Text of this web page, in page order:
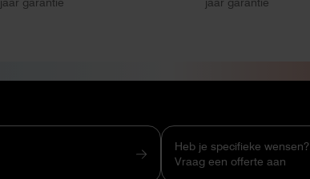
jaar garantie
jaar garantie
Heb je specifieke wensen?
Vraag een offerte aan